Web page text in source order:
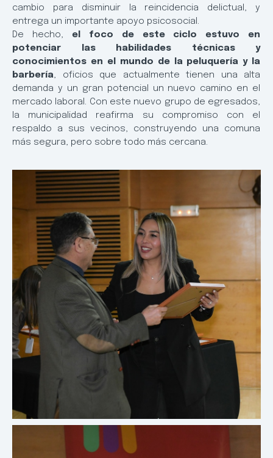
cambio para disminuir la reincidencia delictual, y
entrega un importante apoyo psicosocial.
De hecho, el foco de este ciclo estuvo en
potenciar las habilidades técnicas y
conocimientos en el mundo de la peluquería y la
barbería, oficios que actualmente tienen una alta
demanda y un gran potencial un nuevo camino en el
mercado laboral. Con este nuevo grupo de egresados,
la municipalidad reafirma su compromiso con el
respaldo a sus vecinos, construyendo una comuna
más segura, pero sobre todo más cercana.